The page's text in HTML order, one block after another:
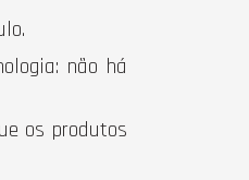
não há
os produtos